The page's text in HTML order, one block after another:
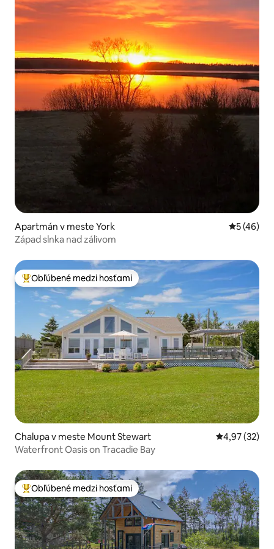
Apartmán v meste York
5 (46)
Západ slnka nad zálivom
Najobľúbenejšie medzi hosťami
Obľúbené medzi hosťami
Chalupa v meste Mount Stewart Priemerné
4,97 (32)
Waterfront Oasis on Tracadie Bay
Najobľúbenejšie medzi hosťami
Obľúbené medzi hosťami